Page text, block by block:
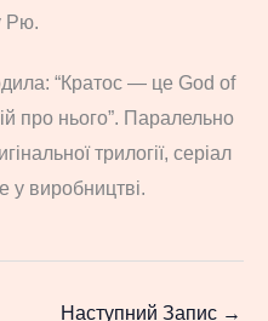
Рю.
“Кратос — це God of
про нього”. Паралельно
трилогії, серіал
у виробництві.
Наступний Запис →